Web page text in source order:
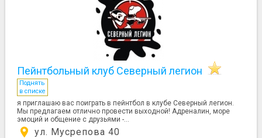
Пейнтбольный клуб Северный легион
Поднять
в списке
я приглашаю вас поиграть в пейнтбол в клубе Северный легион.
Мы предлагаем отлично провести выходной! Адреналин, море
эмоций и общение с друзьями -...
ул. Мусрепова 40